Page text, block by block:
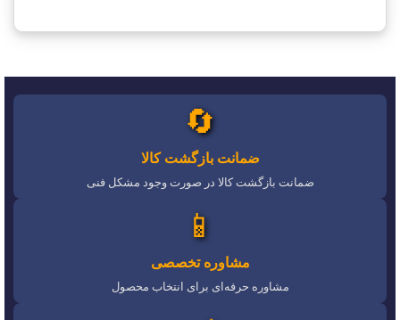
🔄
ضمانت بازگشت کالا
ضمانت بازگشت کالا در صورت وجود مشکل فنی
📱
مشاوره تخصصی
مشاوره حرفه‌ای برای انتخاب محصول